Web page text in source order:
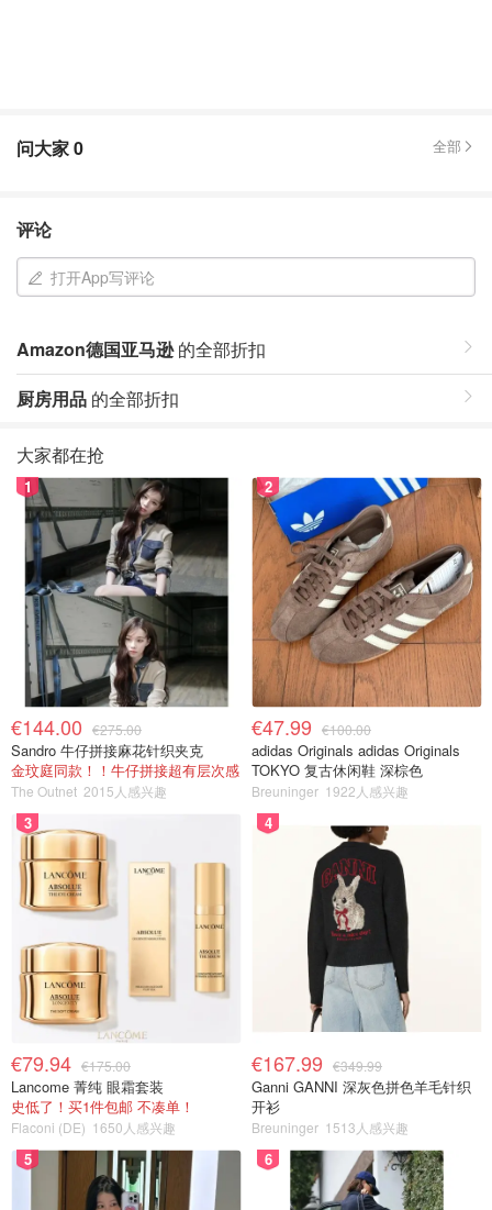
问大家0 全部
评论
打开App写评论
Amazon德国亚马逊的全部折扣
厨房用品 的全部折扣
大家都在抢
1
€144.00 €275.00
Sandro 牛仔拼接麻花针织夹克
金玟庭同款！！牛仔拼接超有层次感
The Outnet 2015人感兴趣
2
€47.99 €100.00
adidas Originals adidas Originals
TOKYO 复古休闲鞋 深棕色
Breuninger 1922人感兴趣
3
€79.94 €175.00
Lancome 菁纯 眼霜套装
史低了！买1件包邮 不凑单！
Flaconi (DE) 1650人感兴趣
4
€167.99 €349.99
Ganni GANNI 深灰色拼色羊毛针织
开衫
Breuninger 1513人感兴趣
5 6